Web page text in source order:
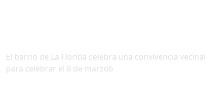
El barrio de La Florida celebra una convivencia vecinal
para celebrar el 8 de marzo6